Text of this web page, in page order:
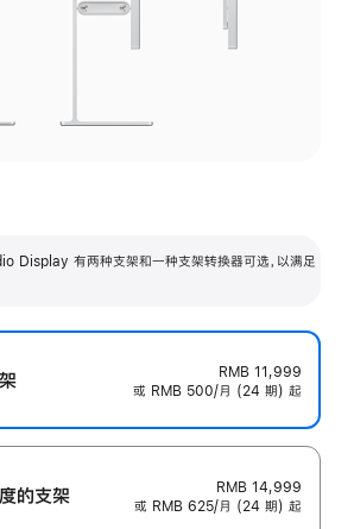
Display 有两种支架和一种支架转换器可选，以满足
RMB 11,999
或 RMB 500/月 (24 期) 起
的支‍架
RMB 14,999
或 RMB 625/月 (24 期) 起